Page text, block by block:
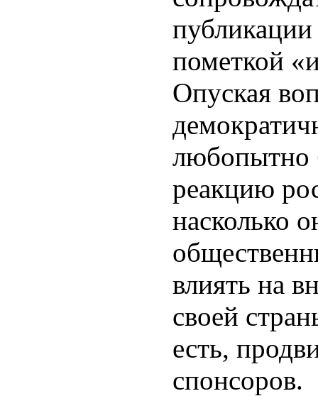
пометкой
Опуская
любопытно
реакцию
насколько
влиять на
своей
есть,
спонсоров.